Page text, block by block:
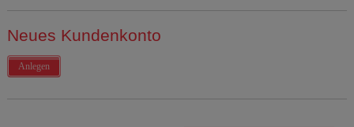
Neues Kundenkonto
Anlegen